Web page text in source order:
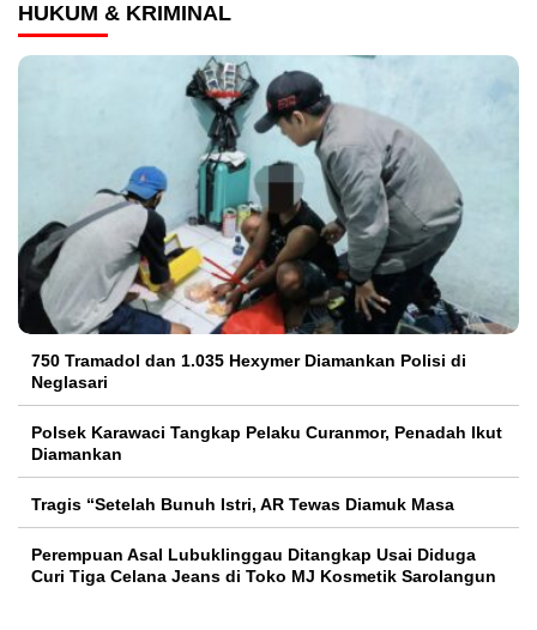
HUKUM & KRIMINAL
750 Tramadol dan 1.035 Hexymer Diamankan Polisi di
Neglasari
Polsek Karawaci Tangkap Pelaku Curanmor, Penadah Ikut
Diamankan
Tragis “Setelah Bunuh Istri, AR Tewas Diamuk Masa
Perempuan Asal Lubuklinggau Ditangkap Usai Diduga
Curi Tiga Celana Jeans di Toko MJ Kosmetik Sarolangun